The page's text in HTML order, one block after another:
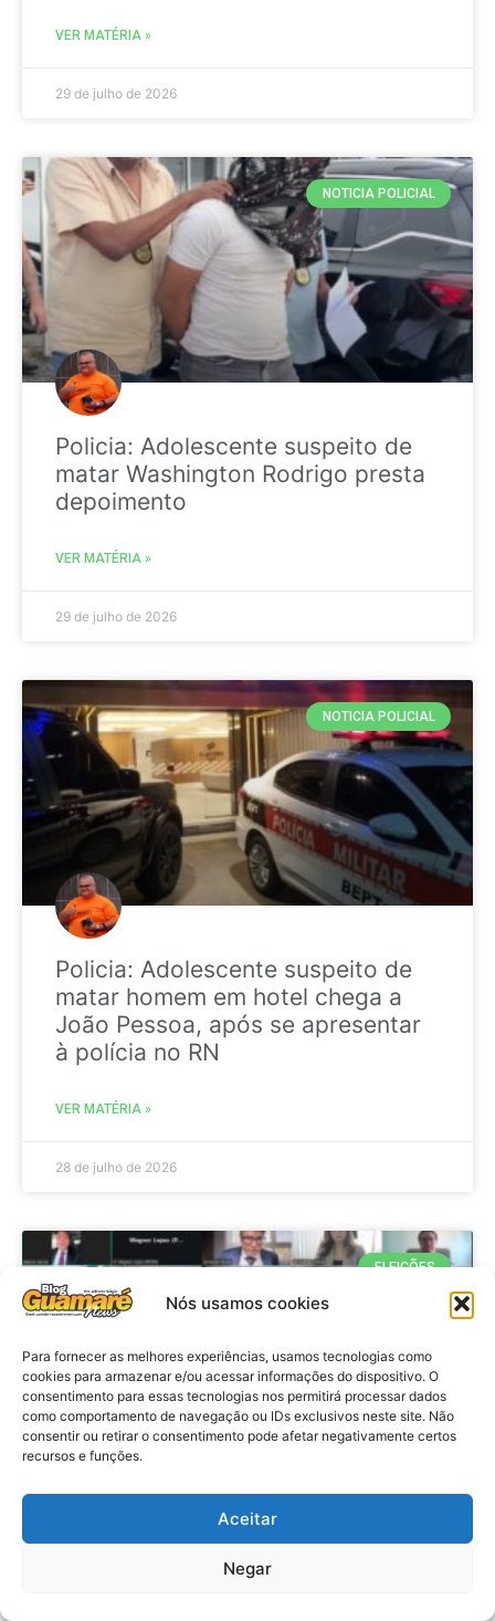
Nós usamos cookies
Para fornecer as melhores experiências, usamos tecnologias como
cookies para armazenar e/ou acessar informações do dispositivo. O
consentimento para essas tecnologias nos permitirá processar dados
como comportamento de navegação ou IDs exclusivos neste site. Não
consentir ou retirar o consentimento pode afetar negativamente certos
recursos e funções.
Aceitar
Negar
VER MATÉRIA »
29 de julho de 2026
NOTICIA POLICIAL
Policia: Adolescente suspeito de
matar Washington Rodrigo presta
depoimento
VER MATÉRIA »
29 de julho de 2026
NOTICIA POLICIAL
Policia: Adolescente suspeito de
matar homem em hotel chega a
João Pessoa, após se apresentar
à polícia no RN
VER MATÉRIA »
28 de julho de 2026
ELEIÇÕES
Eleições 2026: procuradores e
promotores eleitorais realizam
reunião de alinhamento no RN